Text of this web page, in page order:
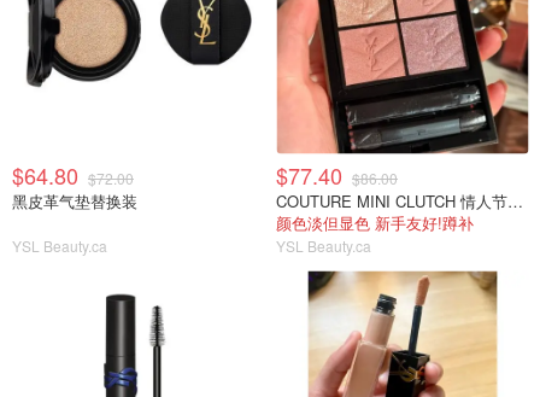
$64.80 $72.00
黑皮革气垫替换装
YSL Beauty.ca
$77.40 $86.00
COUTURE MINI CLUTCH 情人节限定眼影126
颜色淡但显色 新手友好!蹲补
YSL Beauty.ca